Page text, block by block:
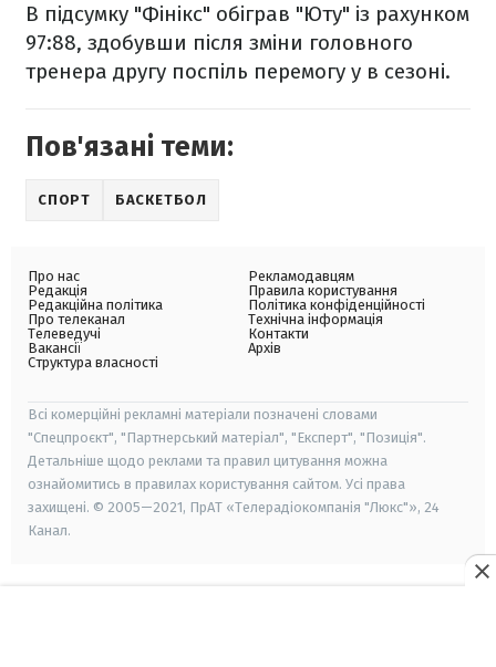
В підсумку "Фінікс" обіграв "Юту" із рахунком
97:88, здобувши після зміни головного
тренера другу поспіль перемогу у в сезоні.
Пов'язані теми:
СПОРТ БАСКЕТБОЛ
Про нас
Редакція
Редакційна політика
Про телеканал
Телеведучі
Вакансії
Структура власності
Рекламодавцям
Правила користування
Політика конфіденційності
Технічна інформація
Контакти
Архів
Всі комерційні рекламні матеріали позначені словами
"Спецпроєкт", "Партнерський матеріал", "Експерт", "Позиція".
Детальніше щодо реклами та правил цитування можна
ознайомитись в правилах користування сайтом. Усі права
захищені. © 2005—2021, ПрАТ «Телерадіокомпанія "Люкс"», 24
Канал.